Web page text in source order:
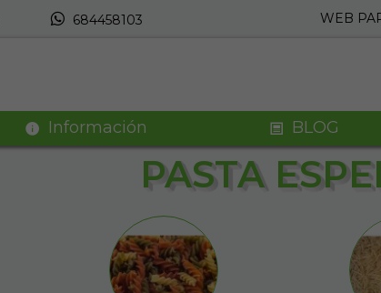
684458103 WEB
Información BLOG
PASTA